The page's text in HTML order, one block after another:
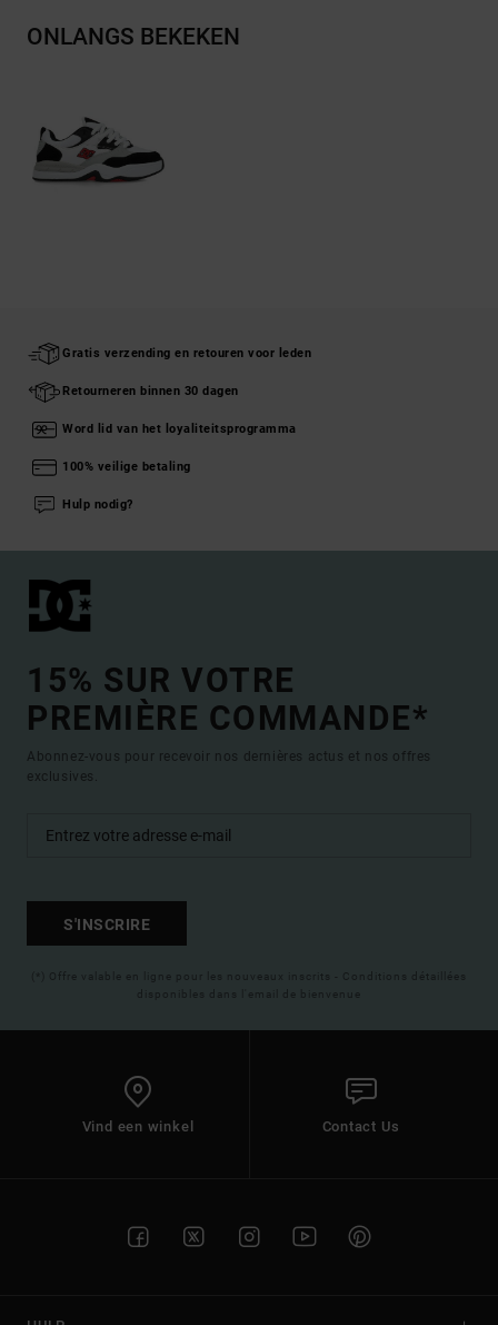
ONLANGS BEKEKEN
Gratis verzending en retouren voor leden
Retourneren binnen 30 dagen
Word lid van het loyaliteitsprogramma
100% veilige betaling
Hulp nodig?
15% SUR VOTRE
PREMIÈRE COMMANDE*
Abonnez-vous pour recevoir nos dernières actus et nos offres
exclusives.
S'INSCRIRE
(*) Offre valable en ligne pour les nouveaux inscrits - Conditions détaillées
disponibles dans l'email de bienvenue
Vind een winkel Contact Us